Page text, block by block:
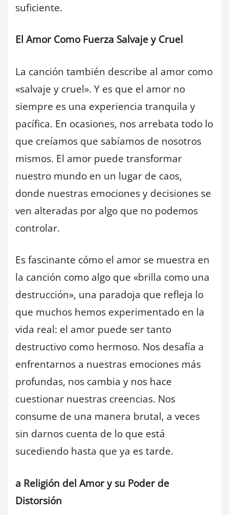
suficiente.
El Amor Como Fuerza Salvaje y Cruel
La canción también describe al amor como
«salvaje y cruel». Y es que el amor no
siempre es una experiencia tranquila y
pacífica. En ocasiones, nos arrebata todo lo
que creíamos que sabíamos de nosotros
mismos. El amor puede transformar
nuestro mundo en un lugar de caos,
donde nuestras emociones y decisiones se
ven alteradas por algo que no podemos
controlar.
Es fascinante cómo el amor se muestra en
la canción como algo que «brilla como una
destrucción», una paradoja que refleja lo
que muchos hemos experimentado en la
vida real: el amor puede ser tanto
destructivo como hermoso. Nos desafía a
enfrentarnos a nuestras emociones más
profundas, nos cambia y nos hace
cuestionar nuestras creencias. Nos
consume de una manera brutal, a veces
sin darnos cuenta de lo que está
sucediendo hasta que ya es tarde.
a Religión del Amor y su Poder de
Distorsión